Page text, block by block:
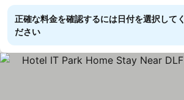
正確な料金を確認するには日付を選択してく
ださい